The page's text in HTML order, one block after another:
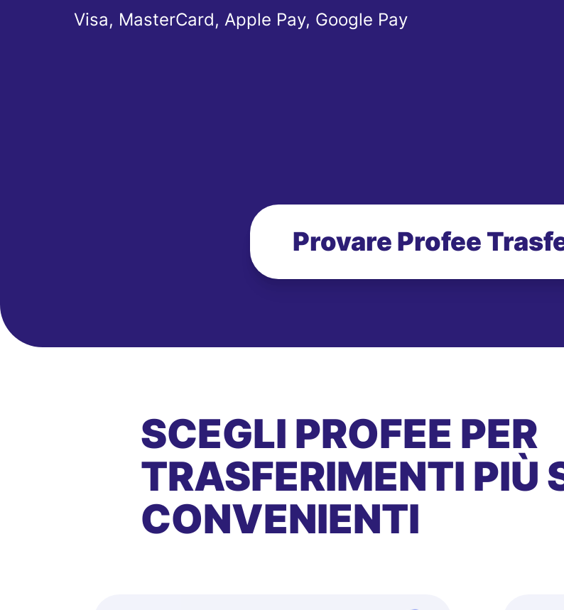
Visa, MasterCard, Apple Pay, Google Pay
Provare Profee
SCEGLI PROFEE PER
TRASFERIMENTI PIÙ
CONVENIENTI